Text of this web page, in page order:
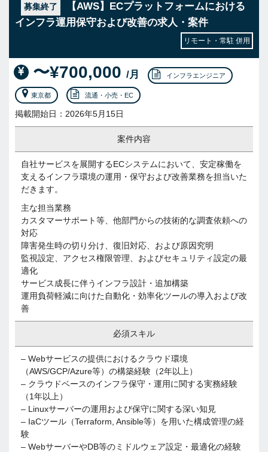
募集終了
【AWS】ECプラットフォームにおける
インフラ運用保守および改善の求人・案件
リモート・常駐 併用
〜¥700,000 /月 インフラエンジニア
東京都 流通・小売・EC
掲載開始日：2026年5月15日
案件内容
自社サービスを展開するECシステムにおいて、安定稼働を
支えるインフラ環境の運用・保守および改善業務を担当いた
だきます。
主な担当業務
カスタマーサポート等、他部門からの技術的な調査依頼への
対応
障害発生時の切り分け、復旧対応、および原因究明
監視設定、アクセス権限管理、およびセキュリティ設定の最
適化
サービス成長に伴うインフラ設計・追加構築
運用負荷軽減に向けた自動化・効率化ツールの導入および改
善
必須スキル
– Webサービスの提供におけるクラウド環境
（AWS/GCP/Azure等）の構築経験（2年以上）
– クラウドベースのインフラ保守・運用に関する実務経験
（1年以上）
– Linuxサーバーの運用および保守に関する深い知見
– IaCツール（Terraform, Ansible等）を用いた構成管理の経
験
– WebサーバーやDB等のミドルウェア設定・最適化の経験